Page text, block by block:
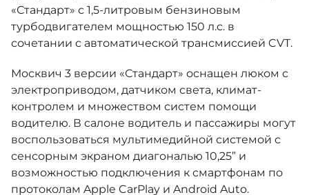
«Стандарт» с 1,5-литровым бензиновым
турбодвигателем мощностью 150 л.с. в
сочетании с автоматической трансмиссией CVT.
Москвич 3 версии «Стандарт» оснащен люком с
электроприводом, датчиком света, климат-
контролем и множеством систем помощи
водителю. В салоне водитель и пассажиры могут
воспользоваться мультимедийной системой с
сенсорным экраном диагональю 10,25” и
возможностью подключения к смартфонам по
протоколам Apple CarPlay и Android Auto.